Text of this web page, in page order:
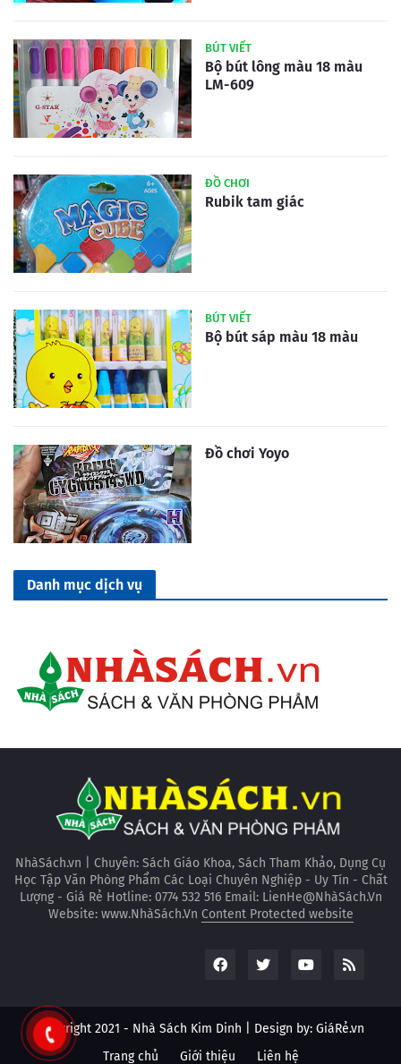
BÚT VIẾT
Bộ bút lông màu 18 màu
LM-609
ĐỒ CHƠI
Rubik tam giác
BÚT VIẾT
Bộ bút sáp màu 18 màu
Đồ chơi Yoyo
Danh mục dịch vụ
NhàSách.vn | Chuyên: Sách Giáo Khoa, Sách Tham Khảo, Dụng Cụ
Học Tập Văn Phòng Phẩm Các Loại Chuyên Nghiệp - Uy Tín - Chất
Lượng - Giá Rẻ Hotline: 0774 532 516 Email: LienHe@NhàSách.Vn
Website: www.NhàSách.Vn Content Protected website
Copyright 2021 - Nhà Sách Kim Dinh | Design by: GiáRẻ.vn
Trang chủ
Giới thiệu Liên hệ